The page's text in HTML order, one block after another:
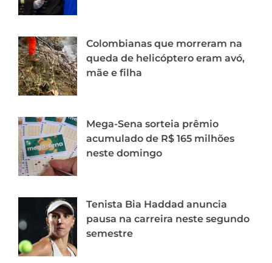
Colombianas que morreram na
queda de helicóptero eram avó,
mãe e filha
Mega-Sena sorteia prêmio
acumulado de R$ 165 milhões
neste domingo
Tenista Bia Haddad anuncia
pausa na carreira neste segundo
semestre